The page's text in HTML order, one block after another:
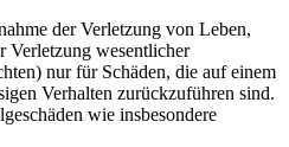
der Verletzung von Leben,
Verletzung wesentlicher
nur für Schäden, die auf einem
Verhalten zurückzuführen sind.
wie insbesondere